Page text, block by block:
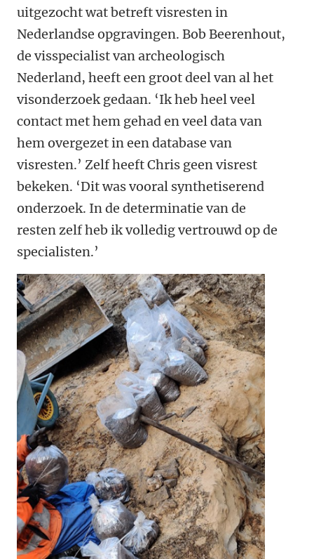
uitgezocht wat betreft visresten in
Nederlandse opgravingen. Bob Beerenhout,
de visspecialist van archeologisch
Nederland, heeft een groot deel van al het
visonderzoek gedaan. ‘Ik heb heel veel
contact met hem gehad en veel data van
hem overgezet in een database van
visresten.’ Zelf heeft Chris geen visrest
bekeken. ‘Dit was vooral synthetiserend
onderzoek. In de determinatie van de
resten zelf heb ik volledig vertrouwd op de
specialisten.’